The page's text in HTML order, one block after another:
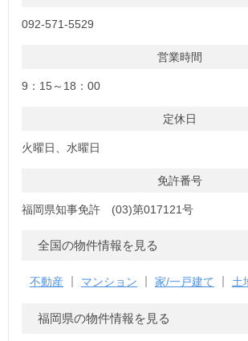
092-571-5529
営業時間
9：15～18：00
定休日
火曜日、水曜日
免許番号
福岡県知事免許 (03)第017121号
全国の物件情報を見る
不動産 マンション 家/一戸建て 土
福岡県の物件情報を見る